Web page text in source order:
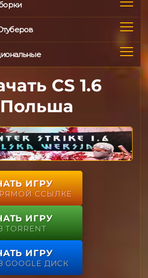
CS 1.6
Польша
ИГРУ
ССЫЛКЕ
ИГРУ
TORRENT
ИГРУ
GOOGLE ДИСК